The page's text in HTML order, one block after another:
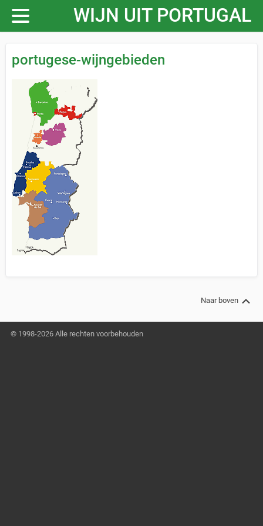
WIJN UIT PORTUGAL
portugese-wijngebieden
Naar boven
© 1998-2026 Alle rechten voorbehouden